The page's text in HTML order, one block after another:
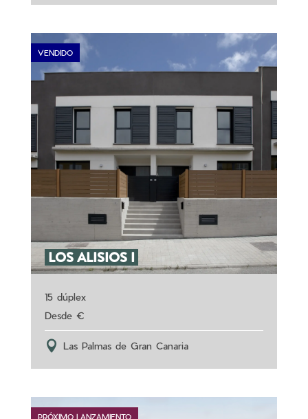
LOS ALISIOS I
VENDIDO
15 dúplex
Las Palmas de Gran Canaria
PRÓXIMO LANZAMIENTO